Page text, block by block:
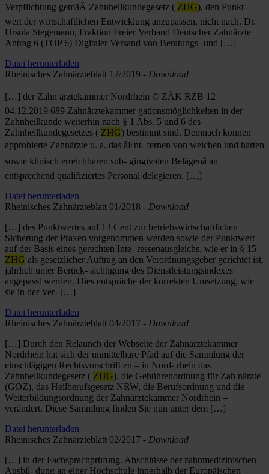
Verpflichtung gemäÃ Zahnheilkundegesetz ( ZHG), den Punkt-
wert der wirtschaftlichen Entwicklung anzupassen, nicht nach. Dr.
Ursula Stegemann, Fraktion Freier Verband Deutscher Zahnärzte
Antrag 6 (TOP 6) Digitaler Versand von Beratungs- und […]
Datei herunterladen
Rheinisches Zahnärzteblatt 12/2019 - Download
[…] der Zahn ärztekammer Nordrhein © ZÃK RZB 12 |
04.12.2019 689 Zahnärztekammer gationsmöglichkeiten in der
Zahnheilkunde weiterhin nach § 1 Abs. 5 und 6 des
Zahnheilkundegesetzes ( ZHG) bestimmt sind. Demnach können
approbierte Zahnärzte u. a. das âEnt- fernen von weichen und harten
sowie klinisch erreichbaren sub- gingivalen Belägenâ an
entsprechend qualifiziertes Personal delegieren. […]
Datei herunterladen
Rheinisches Zahnärzteblatt 01/2018 - Download
[…] des Punktwertes auf 13 Cent zur betriebswirtschaftlichen
Sicherung der Praxen vorgenommen werden sowie der Punktwert
auf der Basis eines gerechten Inte- ressenausgleichs, wie er in § 15
ZHG als gesetzlicher Auftrag an den Verordnungsgeber gerichtet ist,
jährlich unter Berück- sichtigung des Dienstleistungsindexes
angepasst werden. Dies entspräche der korrekten Umsetzung, wie
sie in der Ver- […]
Datei herunterladen
Rheinisches Zahnärzteblatt 04/2017 - Download
[…] Durch den Relaunch der Webseite der Zahnärztekammer
Nordrhein hat sich der unmittelbare Pfad auf die Sammlung der
einschlägigen Rechtsvorschrift en – in Nord- rhein das
Zahnheilkundegesetz ( ZHG), die Gebührenordnung für Zah närzte
(GOZ), das Heilberufsgesetz NRW, die Berufsordnung und die
Weiterbildungsordnung der Zahnärztekammer Nordrhein –
verändert. Diese Sammlung finden Sie nun unter dem […]
Datei herunterladen
Rheinisches Zahnärzteblatt 02/2017 - Download
[…] in der Fachsprachprüfung. Abschlüsse der zahnmedizinischen
Ausbil- dung an einer Hochschule innerhalb der Europäischen